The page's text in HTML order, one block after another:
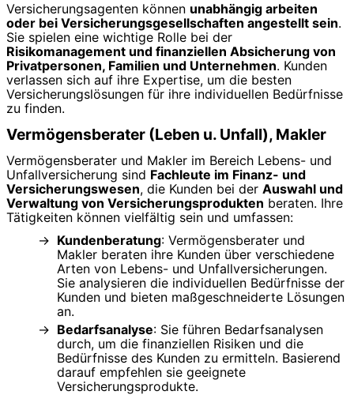
Versicherungsagenten können unabhängig arbeiten
oder bei Versicherungsgesellschaften angestellt sein.
Sie spielen eine wichtige Rolle bei der
Risikomanagement und finanziellen Absicherung von
Privatpersonen, Familien und Unternehmen. Kunden
verlassen sich auf ihre Expertise, um die besten
Versicherungslösungen für ihre individuellen Bedürfnisse
zu finden.
Vermögensberater (Leben u. Unfall), Makler
Vermögensberater und Makler im Bereich Lebens- und
Unfallversicherung sind Fachleute im Finanz- und
Versicherungswesen, die Kunden bei der Auswahl und
Verwaltung von Versicherungsprodukten beraten. Ihre
Tätigkeiten können vielfältig sein und umfassen:
Kundenberatung: Vermögensberater und
Makler beraten ihre Kunden über verschiedene
Arten von Lebens- und Unfallversicherungen.
Sie analysieren die individuellen Bedürfnisse der
Kunden und bieten maßgeschneiderte Lösungen
an.
Bedarfsanalyse: Sie führen Bedarfsanalysen
durch, um die finanziellen Risiken und die
Bedürfnisse des Kunden zu ermitteln. Basierend
darauf empfehlen sie geeignete
Versicherungsprodukte.